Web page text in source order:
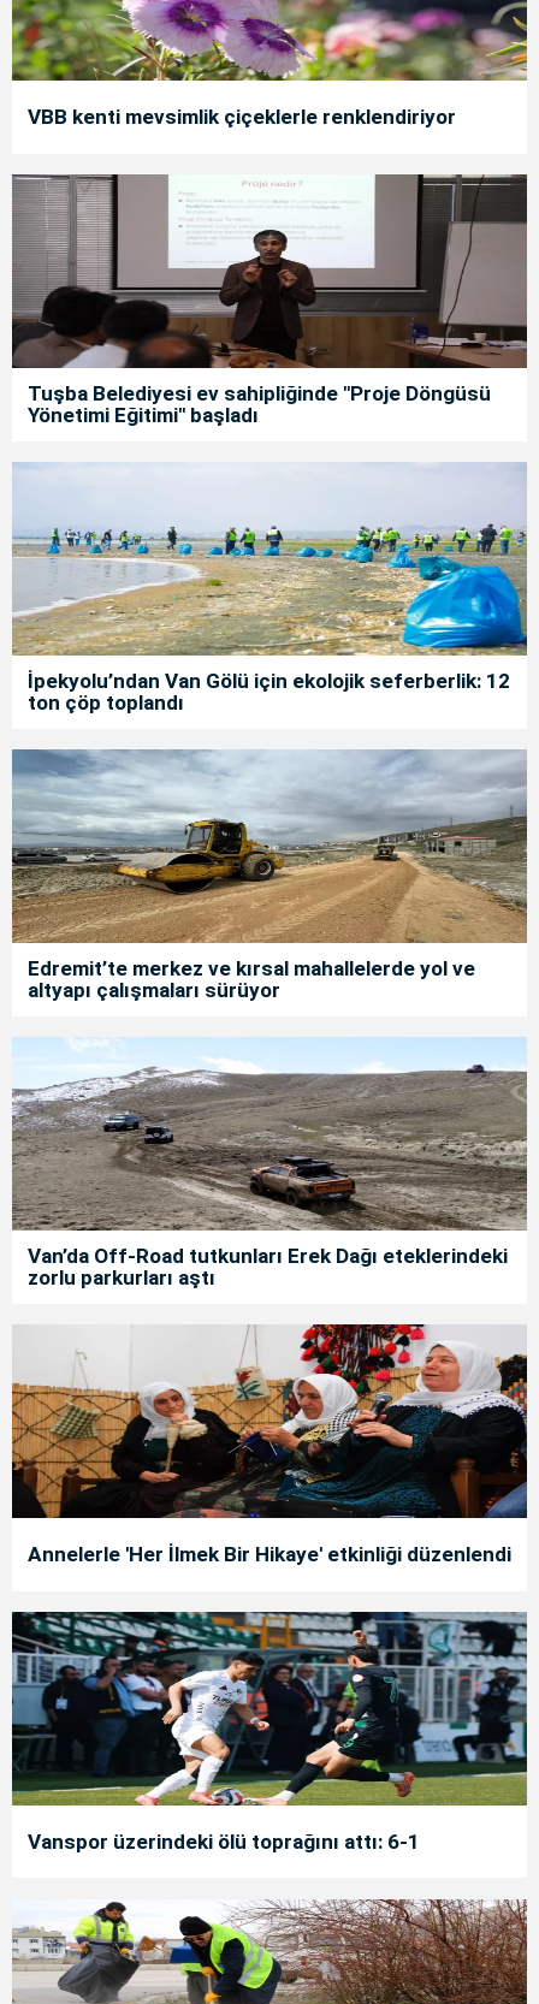
VBB kenti mevsimlik çiçeklerle renklendiriyor
Tuşba Belediyesi ev sahipliğinde "Proje Döngüsü
Yönetimi Eğitimi" başladı
İpekyolu’ndan Van Gölü için ekolojik seferberlik: 12
ton çöp toplandı
Edremit’te merkez ve kırsal mahallelerde yol ve
altyapı çalışmaları sürüyor
Van’da Off-Road tutkunları Erek Dağı eteklerindeki
zorlu parkurları aştı
Annelerle 'Her İlmek Bir Hikaye' etkinliği düzenlendi
Vanspor üzerindeki ölü toprağını attı: 6-1